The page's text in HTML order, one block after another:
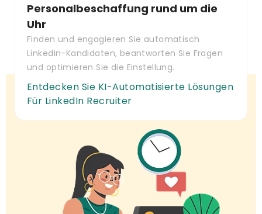
Personalbeschaffung rund um die
Uhr
Finden und engagieren Sie automatisch
Linkedin-Kandidaten, beantworten Sie Fragen
und optimieren Sie die Einstellung.
Entdecken Sie KI-Automatisierte Lösungen
Für LinkedIn Recruiter